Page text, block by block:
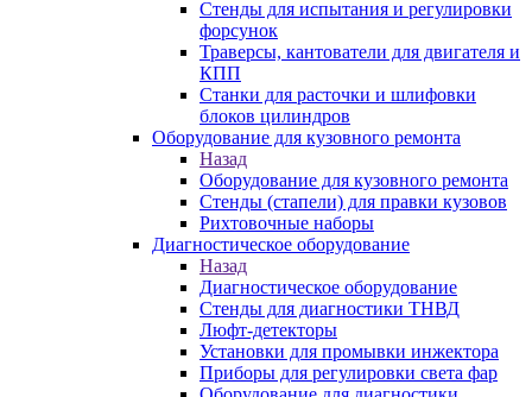
Стенды для испытания и регулировки
форсунок
Траверсы, кантователи для двигателя и
КПП
Станки для расточки и шлифовки
блоков цилиндров
Оборудование для кузовного ремонта
Назад
Оборудование для кузовного ремонта
Стенды (стапели) для правки кузовов
Рихтовочные наборы
Диагностическое оборудование
Назад
Диагностическое оборудование
Стенды для диагностики ТНВД
Люфт-детекторы
Установки для промывки инжектора
Приборы для регулировки света фар